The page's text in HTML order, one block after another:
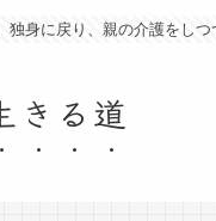
身に戻り、親の介護をし
きる道